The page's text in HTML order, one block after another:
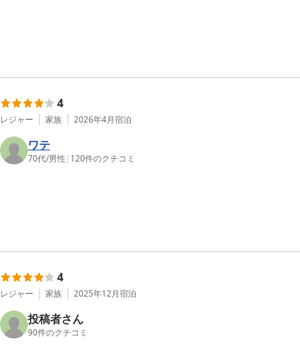
4
レジャー 家族 2026年4月宿泊
ワテ
70代/男性 | 120件のクチコミ
4
レジャー 家族 2025年12月宿泊
投稿者さん
90件のクチコミ